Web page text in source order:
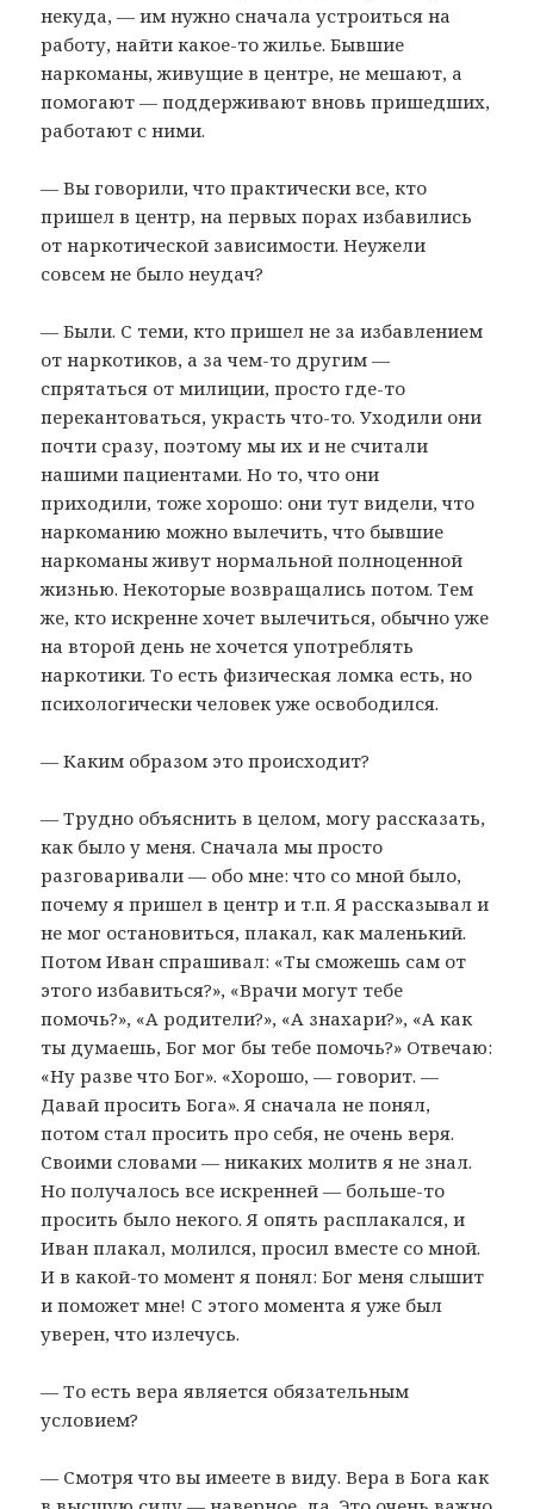
некуда, — им нужно сначала устроиться на
работу, найти какое-то жилье. Бывшие
наркоманы, живущие в центре, не мешают, а
помогают — поддерживают вновь пришедших,
работают с ними.
— Вы говорили, что практически все, кто
пришел в центр, на первых порах избавились
от наркотической зависимости. Неужели
совсем не было неудач?
— Были. С теми, кто пришел не за избавлением
от наркотиков, а за чем-то другим —
спрятаться от милиции, просто где-то
перекантоваться, украсть что-то. Уходили они
почти сразу, поэтому мы их и не считали
нашими пациентами. Но то, что они
приходили, тоже хорошо: они тут видели, что
наркоманию можно вылечить, что бывшие
наркоманы живут нормальной полноценной
жизнью. Некоторые возвращались потом. Тем
же, кто искренне хочет вылечиться, обычно уже
на второй день не хочется употреблять
наркотики. То есть физическая ломка есть, но
психологически человек уже освободился.
— Каким образом это происходит?
— Трудно объяснить в целом, могу рассказать,
как было у меня. Сначала мы просто
разговаривали — обо мне: что со мной было,
почему я пришел в центр и т.п. Я рассказывал и
не мог остановиться, плакал, как маленький.
Потом Иван спрашивал: «Ты сможешь сам от
этого избавиться?», «Врачи могут тебе
помочь?», «А родители?», «А знахари?», «А как
ты думаешь, Бог мог бы тебе помочь?» Отвечаю:
«Ну разве что Бог». «Хорошо, — говорит. —
Давай просить Бога». Я сначала не понял,
потом стал просить про себя, не очень веря.
Своими словами — никаких молитв я не знал.
Но получалось все искренней — больше-то
просить было некого. Я опять расплакался, и
Иван плакал, молился, просил вместе со мной.
И в какой-то момент я понял: Бог меня слышит
и поможет мне! С этого момента я уже был
уверен, что излечусь.
— То есть вера является обязательным
условием?
— Смотря что вы имеете в виду. Вера в Бога как